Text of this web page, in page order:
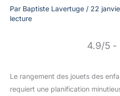
Par Baptiste Lavertuge / 22
lecture
4.9/5 -
Le rangement des jouets des
requiert une planification